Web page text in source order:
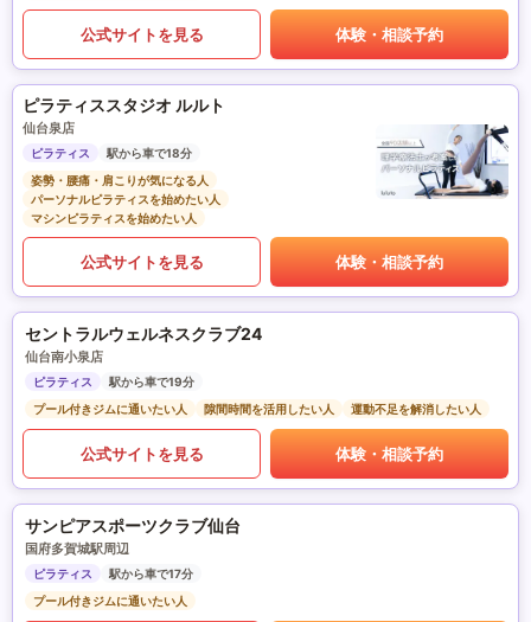
公式サイトを見る 体験・相談予約
ピラティススタジオ ルルト
仙台泉店
ピラティス
駅から車で18分
姿勢・腰痛・肩こりが気になる人
パーソナルピラティスを始めたい人
マシンピラティスを始めたい人
公式サイトを見る 体験・相談予約
セントラルウェルネスクラブ24
仙台南小泉店
ピラティス
駅から車で19分
プール付きジムに通いたい人
隙間時間を活用したい人 運動不足を解消したい人
公式サイトを見る 体験・相談予約
サンピアスポーツクラブ仙台
国府多賀城駅周辺
ピラティス
駅から車で17分
プール付きジムに通いたい人